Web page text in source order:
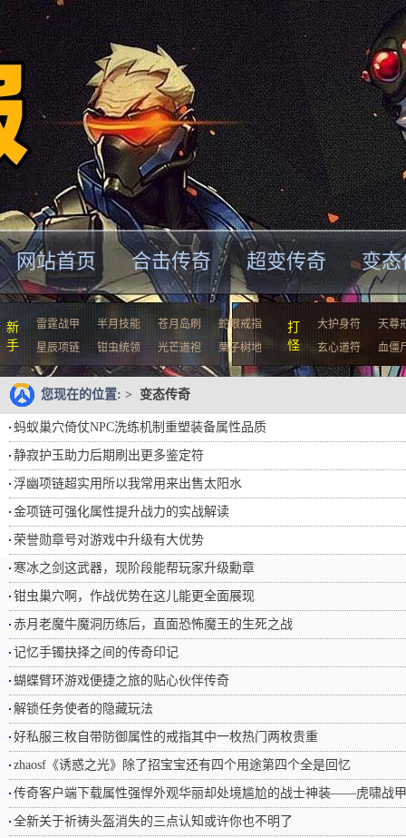
网站首页 合击传奇 超变传奇 变
新
手
雷霆战甲 半月技能 苍月岛刷
蛇眼戒指
星辰项链
钳虫统领 光芒道袍 栗子树地
打
怪
大护身符
天尊
玄心道符
血僵
您现在的位置: > 变态传奇
蚂蚁巢穴倚仗NPC洗练机制重塑装备属性品质
静寂护玉助力后期刷出更多鉴定符
浮幽项链超实用所以我常用来出售太阳水
金项链可强化属性提升战力的实战解读
荣誉勋章号对游戏中升级有大优势
寒冰之剑这武器，现阶段能帮玩家升级勳章
钳虫巢穴啊，作战优势在这儿能更全面展现
赤月老魔牛魔洞历练后，直面恐怖魔王的生死之战
记忆手镯抉择之间的传奇印记
蝴蝶臂环游戏便捷之旅的贴心伙伴传奇
解锁任务使者的隐藏玩法
好私服三枚自带防御属性的戒指其中一枚热门两枚贵重
zhaosf《诱惑之光》除了招宝宝还有四个用途第四个全是回忆
传奇客户端下载属性强悍外观华丽却处境尴尬的战士神装——虎啸战甲
全新关于祈祷头盔消失的三点认知或许你也不明了